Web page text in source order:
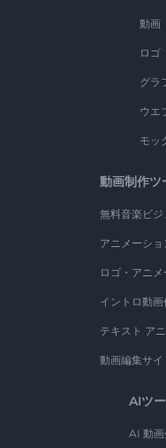
動画
ロゴ
グラ
ウエ
モッ
動画制作ツ
無料音楽ビ
アニメーショ
ロゴ・アニ
イントロ動
テキスト ア
動画編集サイ
AIツ
AI 動画